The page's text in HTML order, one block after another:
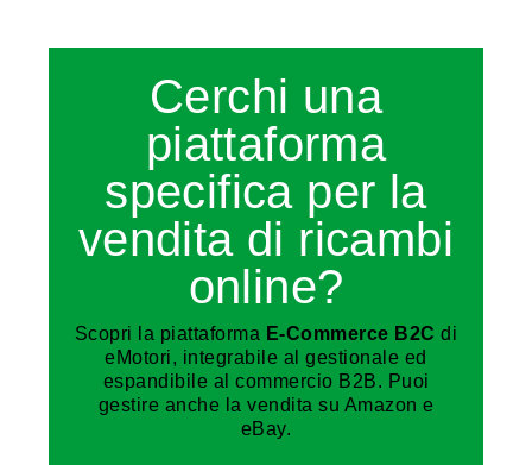
Cerchi una
piattaforma
specifica per la
vendita di ricambi
online?
Scopri la piattaforma E-Commerce B2C di
eMotori, integrabile al gestionale ed
espandibile al commercio B2B. Puoi
gestire anche la vendita su Amazon e
eBay.